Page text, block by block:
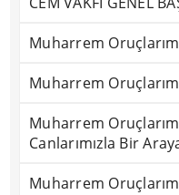
Muharrem
Muharrem
Muharrem
Canlarımızla Bir
Muharrem